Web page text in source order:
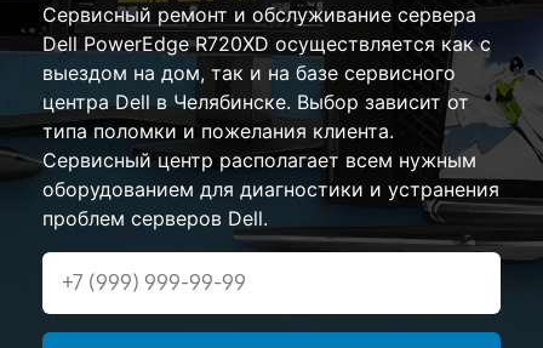
Сервисный ремонт и обслуживание сервера
Dell PowerEdge R720XD осуществляется как с
выездом на дом, так и на базе сервисного
центра Dell в Челябинске. Выбор зависит от
типа поломки и пожелания клиента.
Сервисный центр располагает всем нужным
оборудованием для диагностики и устранения
проблем серверов Dell.